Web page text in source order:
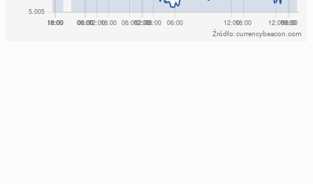
Źródło: currencybeacon.com